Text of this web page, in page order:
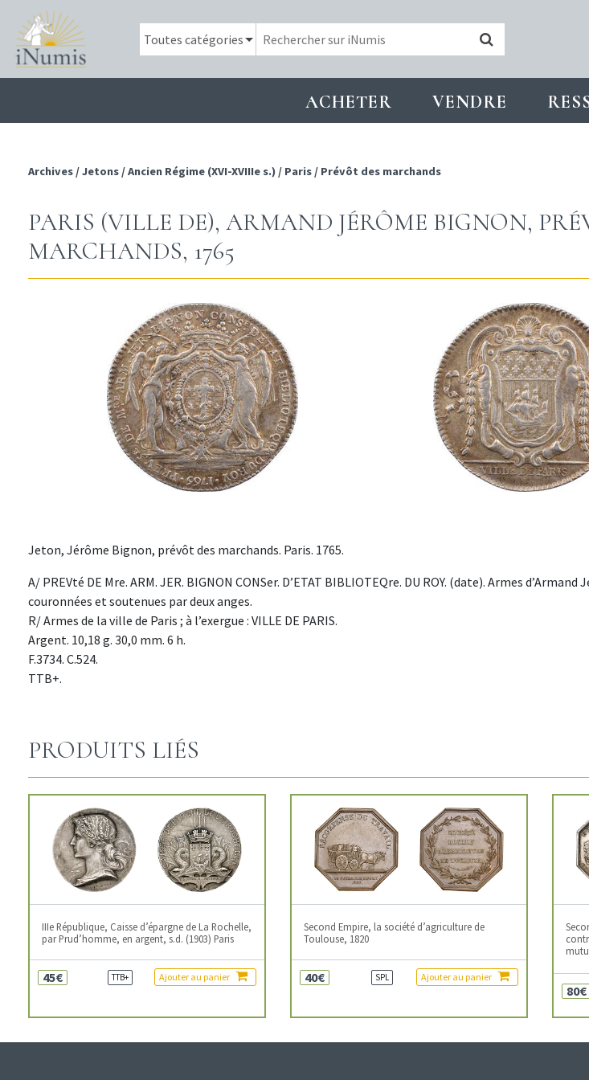
ACHETER VENDRE
Archives /Jetons /Ancien Régime (XVI-XVIIIe s.) / Paris / Prévôt des marchands
PARIS (VILLE DE), ARMAND JÉRÔME BIGNON,
MARCHANDS, 1765
Jeton, Jérôme Bignon, prévôt des marchands. Paris. 1765.
A/ PREVté DE Mre. ARM. JER. BIGNON CONSer. D’ETAT BIBLIOTEQre. DU ROY. (date). Armes
couronnées et soutenues par deux anges.
R/ Armes de la ville de Paris ; à l’exergue : VILLE DE PARIS.
Argent. 10,18 g. 30,0 mm. 6 h.
F.3734. C.524.
TTB+.
PRODUITS LIÉS
IIIe République, Caisse d’épargne de La Rochelle,
par Prud’homme, en argent, s.d. (1903) Paris
45€ TTB+ Ajouter au panier
Second Empire, la société d’agriculture de
Toulouse, 1820
40€ SPL Ajouter au panier
80€